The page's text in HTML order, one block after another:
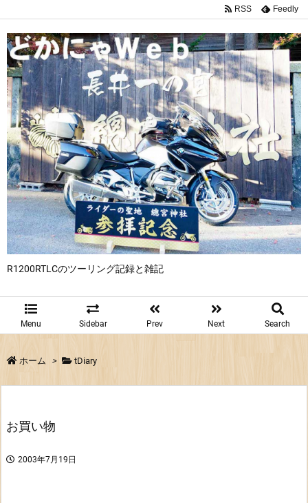
R1200RTLCのツーリング記録と雑記
Menu Sidebar Prev Next Search
RSS Feedly
ホーム > tDiary
お買い物
2003年7月19日